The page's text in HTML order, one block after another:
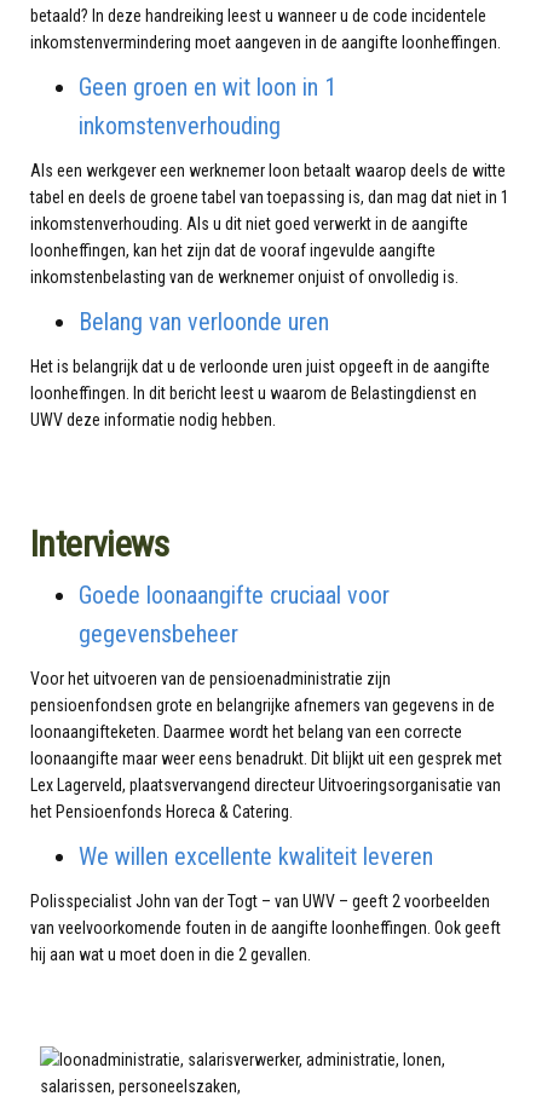
betaald? In deze handreiking leest u wanneer u de code incidentele
inkomstenvermindering moet aangeven in de aangifte loonheffingen.
Geen groen en wit loon in 1
inkomstenverhouding
Als een werkgever een werknemer loon betaalt waarop deels de witte
tabel en deels de groene tabel van toepassing is, dan mag dat niet in 1
inkomstenverhouding. Als u dit niet goed verwerkt in de aangifte
loonheffingen, kan het zijn dat de vooraf ingevulde aangifte
inkomstenbelasting van de werknemer onjuist of onvolledig is.
Belang van verloonde uren
Het is belangrijk dat u de verloonde uren juist opgeeft in de aangifte
loonheffingen. In dit bericht leest u waarom de Belastingdienst en
UWV deze informatie nodig hebben.
Interviews
Goede loonaangifte cruciaal voor
gegevensbeheer
Voor het uitvoeren van de pensioenadministratie zijn
pensioenfondsen grote en belangrijke afnemers van gegevens in de
loonaangifteketen. Daarmee wordt het belang van een correcte
loonaangifte maar weer eens benadrukt. Dit blijkt uit een gesprek met
Lex Lagerveld, plaatsvervangend directeur Uitvoeringsorganisatie van
het Pensioenfonds Horeca & Catering.
We willen excellente kwaliteit leveren
Polisspecialist John van der Togt – van UWV – geeft 2 voorbeelden
van veelvoorkomende fouten in de aangifte loonheffingen. Ook geeft
hij aan wat u moet doen in die 2 gevallen.